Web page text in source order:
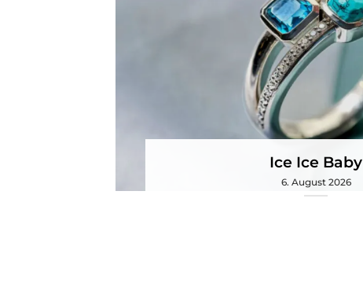
Ice Ice Baby
6. August 2026